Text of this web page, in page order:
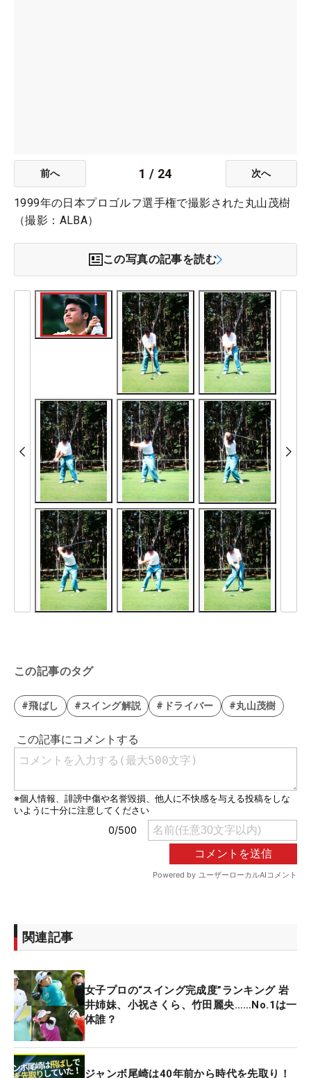
前へ 1 / 24 次へ
1999年の日本プロゴルフ選手権で撮影された丸山茂樹
（撮影：ALBA）
この写真の記事を読む
この記事のタグ
#飛ばし #スイング解説 #ドライバー #丸山茂樹
関連記事
女子プロの“スイング完成度”ランキング 岩
井姉妹、小祝さくら、竹田麗央……No.1は一
体誰？
ジャンボ尾崎は40年前から時代を先取り！